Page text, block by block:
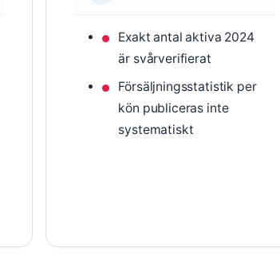
Exakt antal aktiva 2024
är svårverifierat
Försäljningsstatistik per
kön publiceras inte
systematiskt